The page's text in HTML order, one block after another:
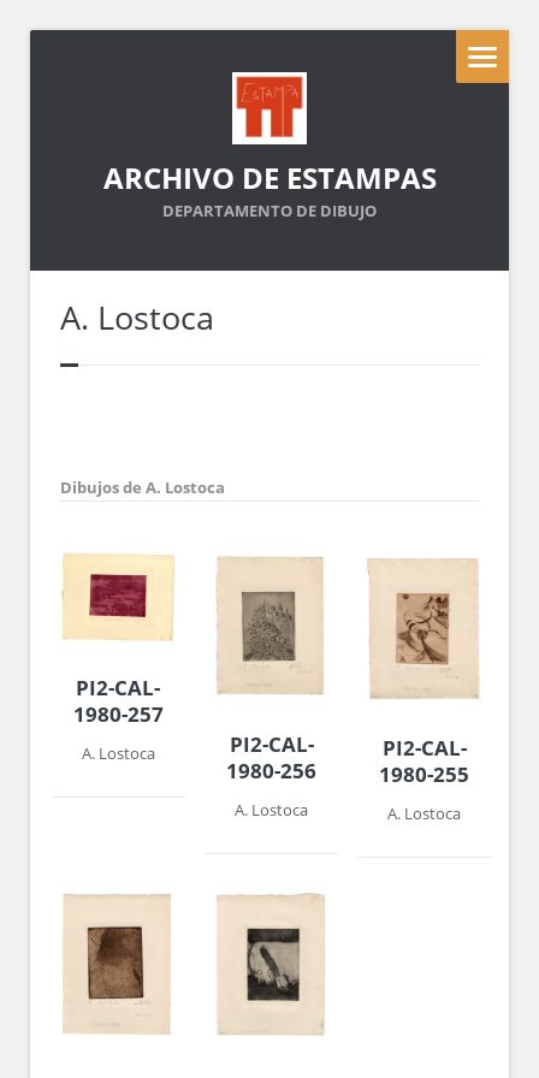
ARCHIVO DE ESTAMPAS
DEPARTAMENTO DE DIBUJO
A. Lostoca
Dibujos de A. Lostoca
PI2-CAL-
1980-257
A. Lostoca
PI2-CAL-
1980-256
A. Lostoca
PI2-CAL-
1980-255
A. Lostoca